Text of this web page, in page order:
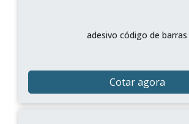
adesivo código de barras
Cotar agora